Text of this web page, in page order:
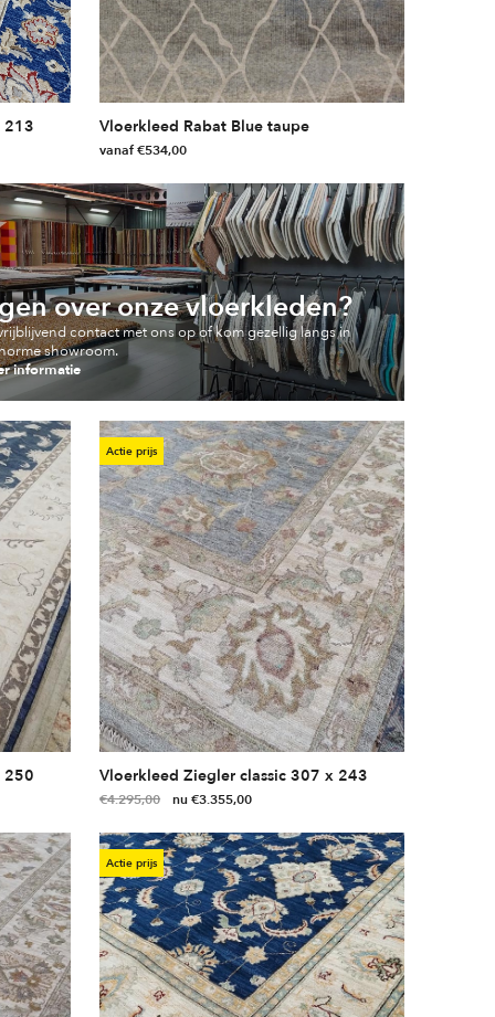
213 Vloerkleed Rabat Blue taupe
vanaf€534,00
product
heeft
meerdere
variaties.
Deze
optie
kan
worden
op
de
productpagina
over onze vloerkleden?
contact met ons op of kom gezellig langs in
showroom.
informatie
250
Actie prijs
Vloerkleed Ziegler classic 307 x 243
€4.295,00 Oorspronkelijke
was:
€4.295,00.
€3.355,00Huidige
is:
€3.355,00.
Actie prijs